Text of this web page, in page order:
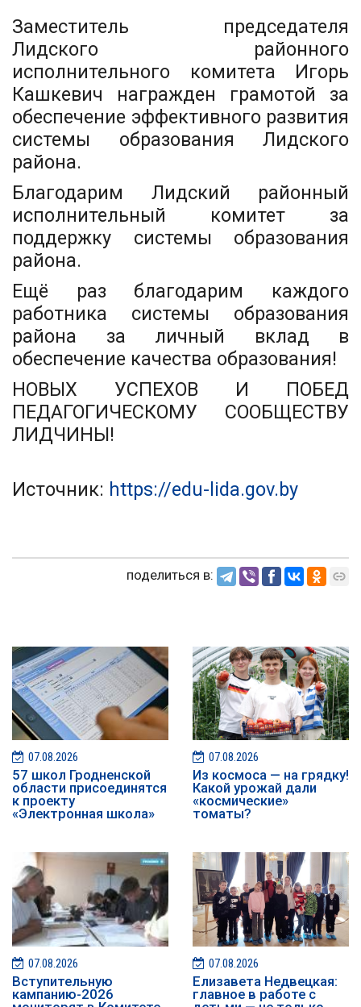
Заместитель председателя
Лидского районного
исполнительного комитета Игорь
Кашкевич награжден грамотой за
обеспечение эффективного развития
системы образования Лидского
района.
Благодарим Лидский районный
исполнительный комитет за
поддержку системы образования
района.
Ещё раз благодарим каждого
работника системы образования
района за личный вклад в
обеспечение качества образования!
НОВЫХ УСПЕХОВ И ПОБЕД
ПЕДАГОГИЧЕСКОМУ СООБЩЕСТВУ
ЛИДЧИНЫ!
Источник: https://edu-lida.gov.by
поделиться в:
07.08.2026
57 школ Гродненской
области присоединятся
к проекту
«Электронная школа»
07.08.2026
Из космоса — на грядку!
Какой урожай дали
«космические»
томаты?
07.08.2026
️️Вступительную
кампанию-2026
07.08.2026
Елизавета Недвецкая:
главное в работе с